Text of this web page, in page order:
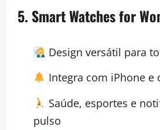
5. Smart Watches for
Design versátil para
Integra com iPhone e
Saúde, esportes e
pulso